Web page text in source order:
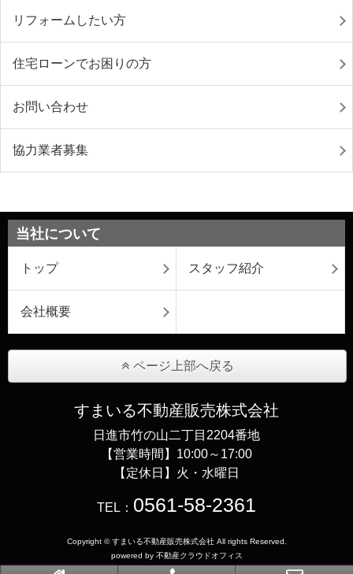
リフォームしたい方
住宅ローンでお困りの方
お問い合わせ
協力業者募集
当社について
トップ スタッフ紹介
会社概要
ページ上部へ戻る
すまいる不動産販売株式会社
日進市竹の山二丁目2204番地
【営業時間】10:00～17:00
【定休日】火・水曜日
TEL： 0561-58-2361
Copyright © すまいる不動産販売株式会社 All rights Reserved.
powered by 不動産クラウドオフィス